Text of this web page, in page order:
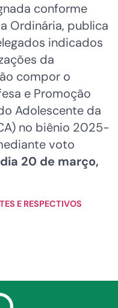
conforme
Ordinária, publica
indicados
da
compor o
e Promoção
Adolescente da
no biênio 2025-
voto
dia 20 de março,
E RESPECTIVOS